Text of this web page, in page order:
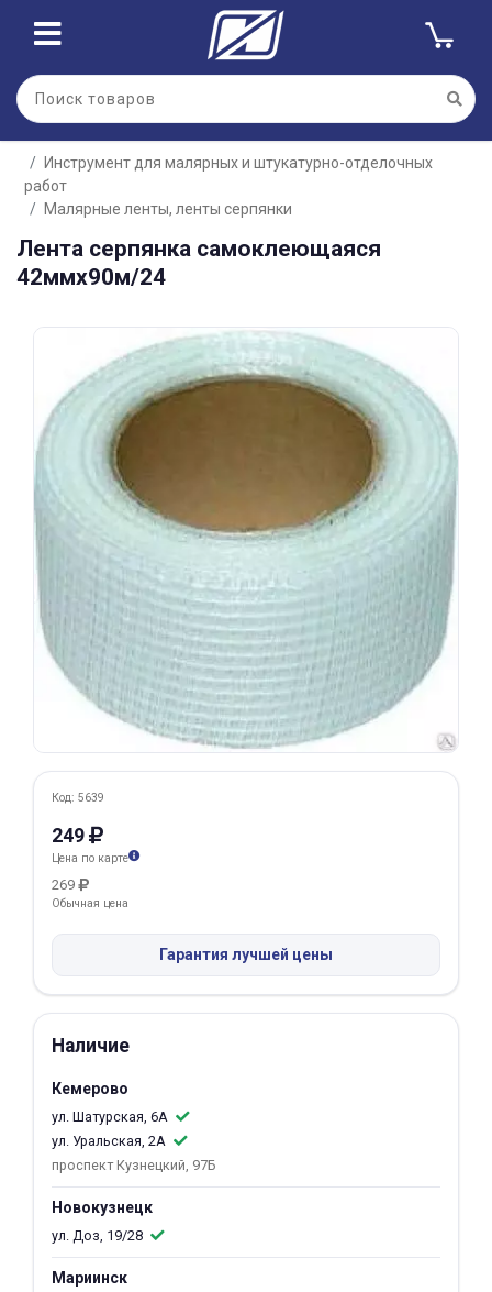
Инструмент для малярных и штукатурно-отделочных
работ
Малярные ленты, ленты серпянки
Лента серпянка самоклеющаяся
42ммх90м/24
Код: 5639
249
Цена по карте
269
Обычная цена
Гарантия лучшей цены
Наличие
Кемерово
ул. Шатурская, 6А
ул. Уральская, 2А
проспект Кузнецкий, 97Б
Новокузнецк
ул. Доз, 19/28
Мариинск
Для клиентов всех банков
Разбейте
оплатуна части
без переплат
График платежей
Сегодня
25 %
Добавляйте товары
в корзину
Оплачивайте сегодня только
25
% картой любого банка
Получайте товар
выбранный способом
Оставшиеся
списываться
по
Подробнее
об оплате Плайтом
недели
Остались вопросы?
8 800 302-02-51